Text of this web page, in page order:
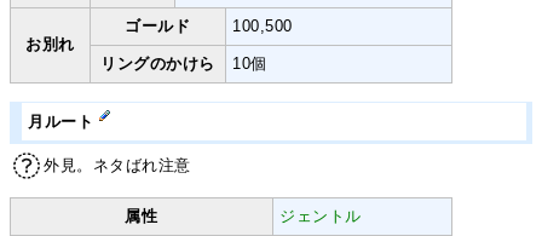
お別れ
ゴールド 100,500
リングのかけら 10個
月ルート
外見。ネタばれ注意
属性 ジェントル